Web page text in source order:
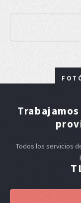
Todos los servicios